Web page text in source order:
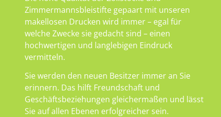
Zimmermannsbleistifte gepaart mit unseren
makellosen Drucken wird immer – egal für
welche Zwecke sie gedacht sind – einen
hochwertigen und langlebigen Eindruck
vermitteln.
Sie werden den neuen Besitzer immer an Sie
erinnern. Das hilft Freundschaft und
Geschäftsbeziehungen gleichermaßen und lässt
Sie auf allen Ebenen erfolgreicher sein.